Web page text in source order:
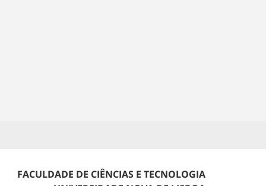
FACULDADE DE CIÊNCIAS E TECNOLOGIA